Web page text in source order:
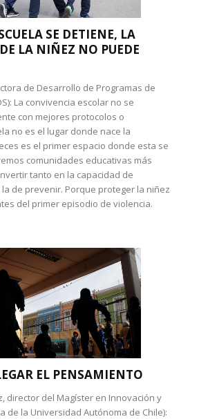
SE DETIENE, LA
LA NIÑEZ NO PUEDE
de Desarrollo de Programas de
La convivencia escolar no se
con mejores protocolos o
no es el lugar donde nace la
es el primer espacio donde esta se
comunidades educativas más
tanto en la capacidad de
de prevenir. Porque proteger la niñez
del primer episodio de violencia.
EL PENSAMIENTO
director del Magíster en Innovación y
de la Universidad Autónoma de Chile):